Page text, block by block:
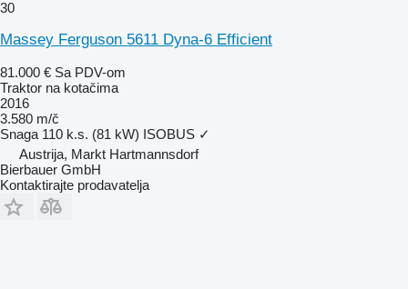
30
Massey Ferguson 5611 Dyna-6 Efficient
81.000 € Sa PDV-om
Traktor na kotačima
2016
3.580 m/č
Snaga 110 k.s. (81 kW) ISOBUS ✓
Austrija, Markt Hartmannsdorf
Bierbauer GmbH
Kontaktirajte prodavatelja